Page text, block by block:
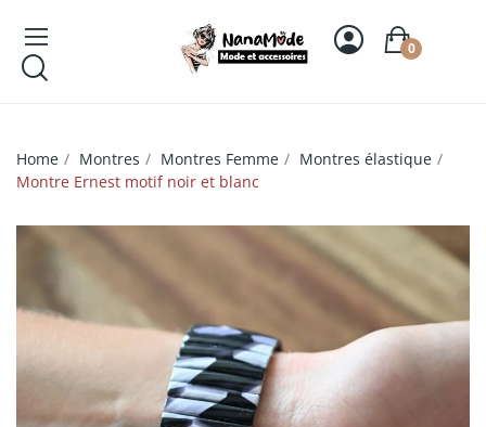
0
Home Montres Montres Femme
Montres élastique
Montre Ernest motif noir et blanc